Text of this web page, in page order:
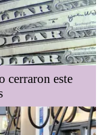
cerraron este